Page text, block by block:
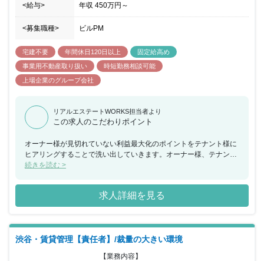
<給与> 年収 450万円 ～
<募集職種> ビルPM
宅建不要 年間休日120日以上
固定給高め
事業用不動産取り扱い
時短勤務相談可能
上場企業のグループ会社
リアルエステートWORKS担当者より
この求人のこだわりポイント
オーナー様が見切れていない利益最大化のポイントをテナント様に
ヒアリングすることで洗い出していきます。オーナー様、テナント
様、両面の信頼関係がなければ本質的な悩みを解決できないため、
め、コミュニケーション能力だけではなく、短い時間の中で的確に
物事をとらえてディスカッションができるかが重要になるでしょ
う。 テナント様の悩みが解決すればテナント様にも喜んで頂けます
でいただけ、感謝される業務でもありますのでやりがいを感じるこ
とができるでしょう。
続きを読む >
求人詳細を見る
渋谷・賃貸管理【責任者】/裁量の大きい環境
【業務内容】